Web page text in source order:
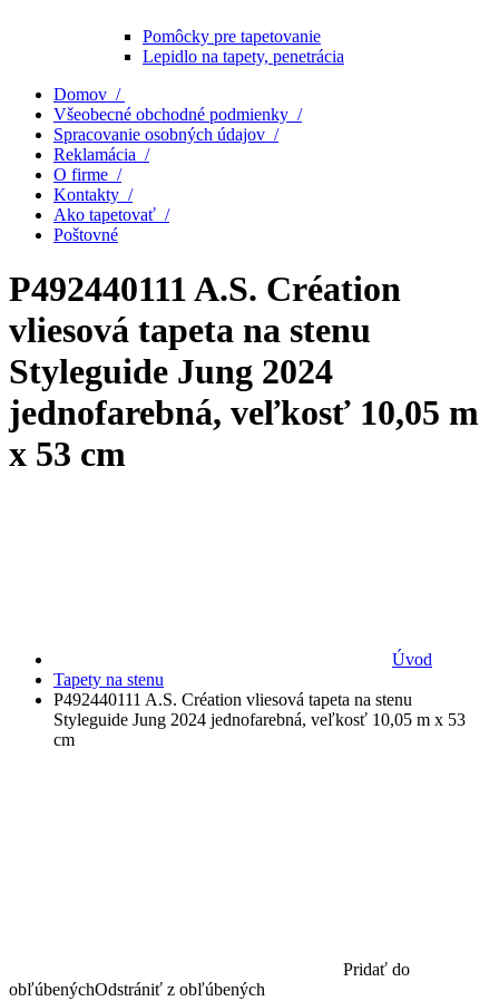
Pomôcky pre tapetovanie
Lepidlo na tapety, penetrácia
Domov /
Všeobecné obchodné podmienky /
Spracovanie osobných údajov /
Reklamácia /
O firme /
Kontakty /
Ako tapetovať /
Poštovné
P492440111 A.S. Création
vliesová tapeta na stenu
Styleguide Jung 2024
jednofarebná, veľkosť 10,05 m
x 53 cm
Úvod
Tapety na stenu
P492440111 A.S. Création vliesová tapeta na stenu
Styleguide Jung 2024 jednofarebná, veľkosť 10,05 m x 53
cm
Pridať do
obľúbenýchOdstrániť z obľúbených